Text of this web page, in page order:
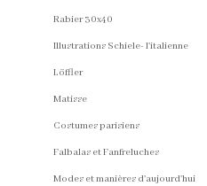
Rabier 30x40
Illustrations Schiele- l'italienne
Löffler
Matisse
Costumes parisiens
Falbalas et Fanfreluches
Modes et manières d'aujourd'hui